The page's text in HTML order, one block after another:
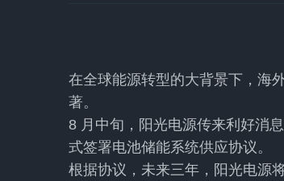
在全球能源转型的大背景下，海
著。
8 月中旬，阳光电源传来利好消
式签署电池储能系统供应协议。
根据协议，未来三年，阳光电源